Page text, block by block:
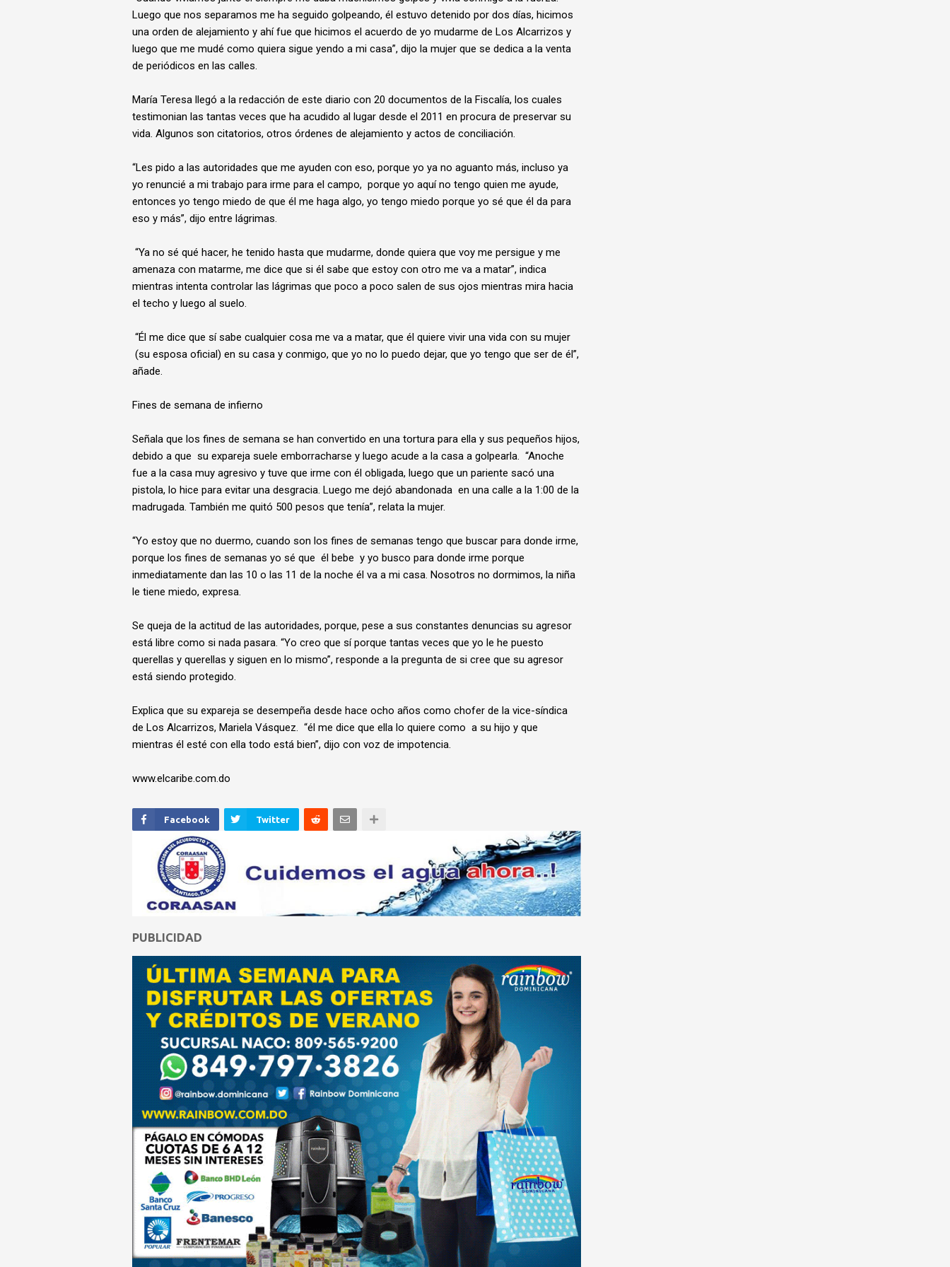
Luego que nos separamos me ha seguido golpeando, él estuvo detenido por dos días, hicimos
una orden de alejamiento y ahí fue que hicimos el acuerdo de yo mudarme de Los Alcarrizos y
luego que me mudé como quiera sigue yendo a mi casa”, dijo la mujer que se dedica a la venta
de periódicos en las calles.
María Teresa llegó a la redacción de este diario con 20 documentos de la Fiscalía, los cuales
testimonian las tantas veces que ha acudido al lugar desde el 2011 en procura de preservar su
vida. Algunos son citatorios, otros órdenes de alejamiento y actos de conciliación.
“Les pido a las autoridades que me ayuden con eso, porque yo ya no aguanto más, incluso ya
yo renuncié a mi trabajo para irme para el campo, porque yo aquí no tengo quien me ayude,
entonces yo tengo miedo de que él me haga algo, yo tengo miedo porque yo sé que él da para
eso y más”, dijo entre lágrimas.
“Ya no sé qué hacer, he tenido hasta que mudarme, donde quiera que voy me persigue y me
amenaza con matarme, me dice que si él sabe que estoy con otro me va a matar”, indica
mientras intenta controlar las lágrimas que poco a poco salen de sus ojos mientras mira hacia
el techo y luego al suelo.
“Él me dice que sí sabe cualquier cosa me va a matar, que él quiere vivir una vida con su mujer
(su esposa oficial) en su casa y conmigo, que yo no lo puedo dejar, que yo tengo que ser de él”,
añade.
Fines de semana de infierno
Señala que los fines de semana se han convertido en una tortura para ella y sus pequeños hijos,
debido a que su expareja suele emborracharse y luego acude a la casa a golpearla. “Anoche
fue a la casa muy agresivo y tuve que irme con él obligada, luego que un pariente sacó una
pistola, lo hice para evitar una desgracia. Luego me dejó abandonada en una calle a la 1:00 de la
madrugada. También me quitó 500 pesos que tenía”, relata la mujer.
“Yo estoy que no duermo, cuando son los fines de semanas tengo que buscar para donde irme,
porque los fines de semanas yo sé que él bebe y yo busco para donde irme porque
inmediatamente dan las 10 o las 11 de la noche él va a mi casa. Nosotros no dormimos, la niña
le tiene miedo, expresa.
Se queja de la actitud de las autoridades, porque, pese a sus constantes denuncias su agresor
está libre como si nada pasara. “Yo creo que sí porque tantas veces que yo le he puesto
querellas y querellas y siguen en lo mismo”, responde a la pregunta de si cree que su agresor
está siendo protegido.
Explica que su expareja se desempeña desde hace ocho años como chofer de la vice-síndica
de Los Alcarrizos, Mariela Vásquez. “él me dice que ella lo quiere como a su hijo y que
mientras él esté con ella todo está bien”, dijo con voz de impotencia.
www.elcaribe.com.do
Facebook Twitter
PUBLICIDAD